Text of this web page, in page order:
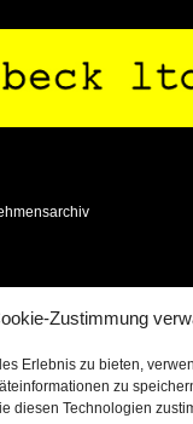
Zustimmung
Erlebnis zu bieten,
zu
diesen Technologien
Back
Social